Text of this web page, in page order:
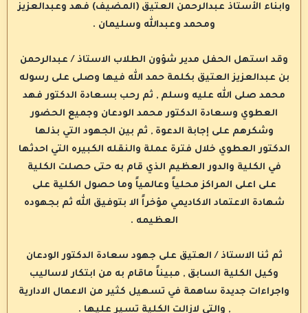
وابناء الأستاذ عبدالرحمن العتيق (المضيف) فهد وعبدالعزيز
ومحمد وعبدالله وسليمان .
وقد استهل الحفل مدير شؤون الطلاب الاستاذ / عبدالرحمن
بن عبدالعزيز العتيق بكلمة حمد الله فيها وصلى على رسوله
محمد صلى الله عليه وسلم , ثم رحب بسعادة الدكتور فهد
العطوي وسعادة الدكتور محمد الودعان وجميع الحضور
وشكرهم على إجابة الدعوة , ثم بين الجهود التي بذلها
الدكتور العطوي خلال فترة عملة والنقله الكبيره التي احدثها
في الكلية والدور العظيم الذي قام به حتى حصلت الكلية
على اعلى المراكز محلياً وعالمياً وما حصول الكلية على
شهادة الاعتماد الاكاديمي مؤخراً الا بتوفيق الله ثم بجهوده
العظيمه .
ثم ثنا الاستاذ / العتيق على جهود سعادة الدكتور الودعان
وكيل الكلية السابق , مبيناً ماقام به من ابتكار لاساليب
واجراءات جديدة ساهمة في تسهيل كثير من الاعمال الادارية
, والتي لازالت الكلية تسير عليها .